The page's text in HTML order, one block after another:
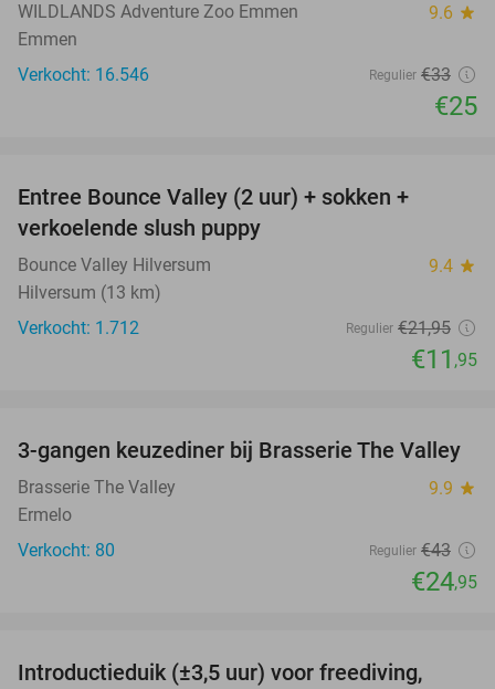
WILDLANDS Adventure Zoo Emmen 9.6 star
Emmen
Verkocht: 16.546
Regulier €33
€25
Entree Bounce Valley (2 uur) + sokken +
verkoelende slush puppy
Bounce Valley Hilversum 9.4 star
Hilversum (13 km)
Verkocht: 1.712
Regulier €21,95
€11 ,95
42%
3-gangen keuzediner bij Brasserie The Valley
Brasserie The Valley 9.9 star
Ermelo
Verkocht: 80
Regulier €43
€24,95
Introductieduik (±3,5 uur) voor freediving,